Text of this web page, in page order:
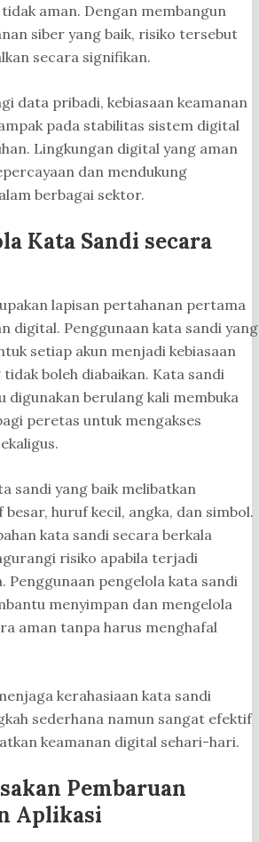
aman. Dengan membangun
siber yang baik, risiko tersebut
secara signifikan.
data pribadi, kebiasaan keamanan
pada stabilitas sistem digital
Lingkungan digital yang aman
dan mendukung
berbagai sektor.
Kata Sandi secara
lapisan pertahanan pertama
digital. Penggunaan kata sandi yang
setiap akun menjadi kebiasaan
boleh diabaikan. Kata sandi
digunakan berulang kali membuka
peretas untuk mengakses
sandi yang baik melibatkan
huruf kecil, angka, dan simbol.
kata sandi secara berkala
risiko apabila terjadi
Penggunaan pengelola kata sandi
menyimpan dan mengelola
aman tanpa harus menghafal
kerahasiaan kata sandi
sederhana namun sangat efektif
keamanan digital sehari-hari.
Pembaruan
Aplikasi